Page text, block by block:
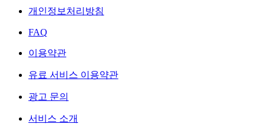
개인정보처리방침
FAQ
이용약관
유료 서비스 이용약관
광고 문의
서비스 소개